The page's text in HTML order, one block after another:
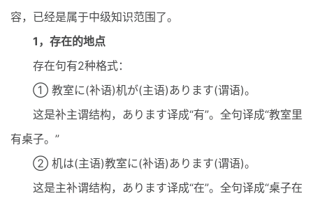
容，已经是属于中级知识范围了。
1，存在的地点
存在句有2种格式：
① 教室に(补语)机が(主语)あります(谓语)。
这是补主谓结构，あります译成“有”。全句译成“教室里
有桌子。”
② 机は(主语)教室に(补语)あります(谓语)。
这是主补谓结构，あります译成“在”。全句译成“桌子在